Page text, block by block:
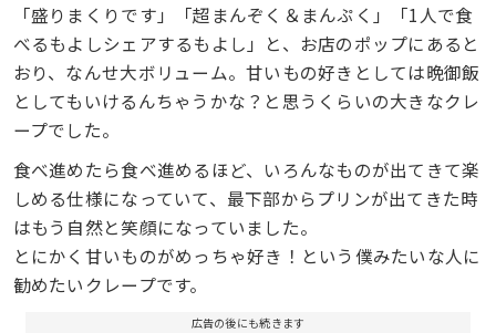
「盛りまくりです」「超まんぞく＆まんぷく」「1人で食
べるもよしシェアするもよし」と、お店のポップにあると
おり、なんせ大ボリューム。甘いもの好きとしては晩御飯
としてもいけるんちゃうかな？と思うくらいの大きなクレ
ープでした。
食べ進めたら食べ進めるほど、いろんなものが出てきて楽
しめる仕様になっていて、最下部からプリンが出てきた時
はもう自然と笑顔になっていました。
とにかく甘いものがめっちゃ好き！という僕みたいな人に
勧めたいクレープです。
広告の後にも続きます